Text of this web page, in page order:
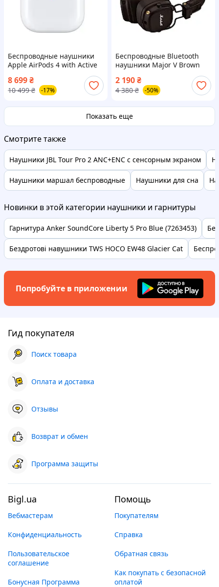
Беспроводные наушники
Apple AirPods 4 with Active
(MXP93)
8 699₴
10 499 ₴ -17%
Беспроводные Bluetooth
наушники Major V Brown
2 190₴
4 380 ₴ -50%
Показать еще
Смотрите также
Наушники JBL Tour Pro 2 ANC+ENC с сенсорным экраном
Наушники маршал беспроводные Наушники для сна
Новинки в этой категории наушники и гарнитуры
Гарнитура Anker SoundСore Liberty 5 Pro Blue (7263453)
Бездротові навушники TWS HOCO EW48 Glacier Cat
Попробуйте в приложении
Гид покупателя
Поиск товара
Оплата и доставка
Отзывы
Возврат и обмен
Программа защиты
Bigl.ua
Вебмастерам
Конфиденциальность
Пользовательское
соглашение
Бонусная Программа
Помощь
Покупателям
Справка
Обратная связь
Как покупать с безопасной
оплатой